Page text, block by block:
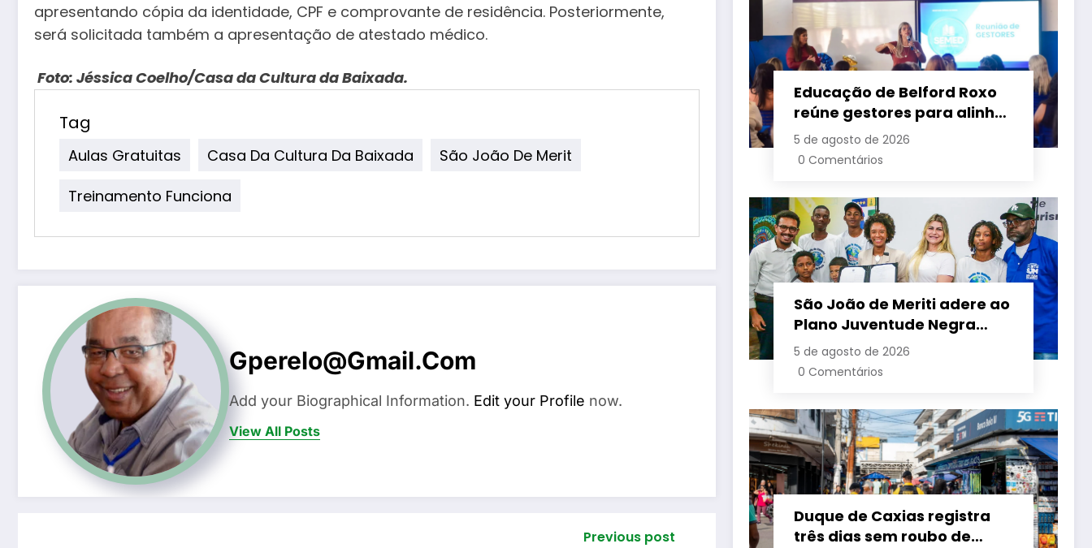
apresentando cópia da identidade, CPF e comprovante de residência. Posteriormente,
será solicitada também a apresentação de atestado médico.
Foto: Jéssica Coelho/Casa da Cultura da Baixada.
Tag
Aulas Gratuitas Casa Da Cultura Da Baixada
São João De Merit
Treinamento Funciona
Gperelo@gmail.com
Add your Biographical Information. Edit your Profile now.
View All Posts
Previous post
Educação de Belford Roxo
reúne gestores para alinhar
ações e fortalecer
planejamento do segundo
5 de agosto de 2026
0 Comentários
São João de Meriti adere ao
Plano Juventude Negra
Viva durante visita da
ministra da Igualdade
5 de agosto de 2026
0 Comentários
Duque de Caxias registra
três dias sem roubo de